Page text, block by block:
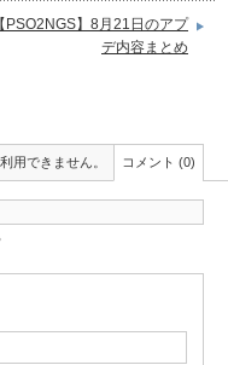
【PSO2NGS】8月21日のアプ
デ内容まとめ
用できません。 コメント (0)